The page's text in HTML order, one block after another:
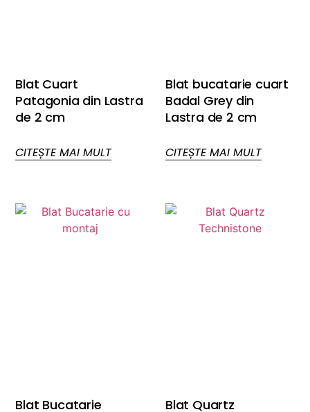
Blat Cuart
Patagonia din Lastra
de 2 cm
CITEȘTE MAI MULT
Blat bucatarie cuart
Badal Grey din
Lastra de 2 cm
CITEȘTE MAI MULT
Blat Bucatarie Blat Quartz